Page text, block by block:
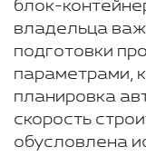
блок-
владельца
подготовки
параметрами,
планировка
скорость
обусловлена